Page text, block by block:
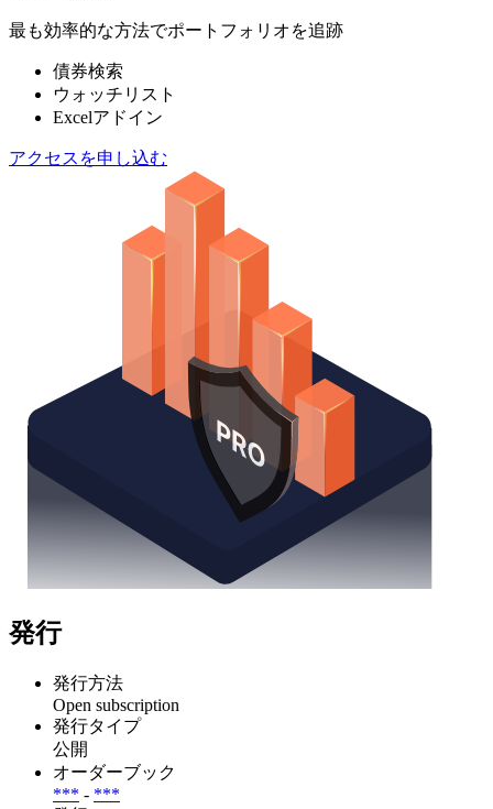
最も効率的な方法でポートフォリオを追跡
債券検索
ウォッチリスト
Excelアドイン
アクセスを申し込む
発行
発行方法
Open subscription
発行タイプ
公開
オーダーブック
*** - ***